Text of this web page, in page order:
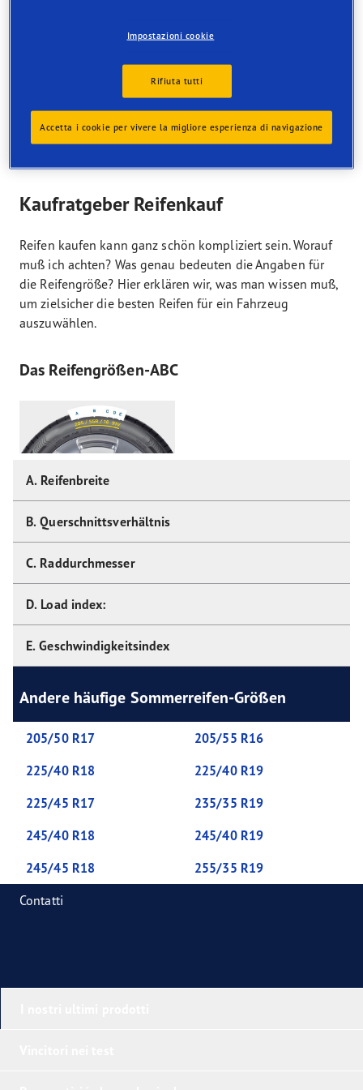
Beim Sommerreifen 225 50 R17 handelt es sich zudem
um einen sogenannten Breitreifen. Diese sind nicht nur
ästhetisch ein Highlight. Die breitere Fläche ermöglichen
Ihnen eine tendenziell bessere Beschleunigung als bei
Sie an der Zahl 225. Diese besagt, dass der Sommerreifen
Kaufratgeber Reifenkauf
Reifen kaufen kann ganz schön kompliziert sein. Worauf
muß ich achten? Was genau bedeuten die Angaben für
die Reifengröße? Hier erklären wir, was man wissen muß,
um zielsicher die besten Reifen für ein Fahrzeug
auszuwählen.
Das Reifengrößen-ABC
A. Reifenbreite
B. Querschnittsverhältnis
C. Raddurchmesser
D. Load index:
E. Geschwindigkeitsindex
Andere häufige Sommerreifen-Größen
205/50 R17
205/55 R16
225/40 R18
225/40 R19
225/45 R17
235/35 R19
245/40 R18
245/40 R19
245/45 R18
255/35 R19
Contatti
Impostazioni cookie
Rifiuta tutti
Accetta i cookie per vivere la migliore esperienza di navigazione